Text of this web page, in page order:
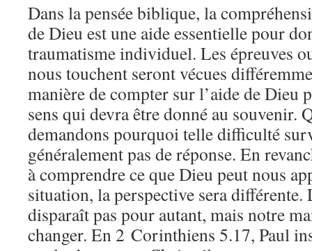
Dans la pensée biblique, la
de Dieu est une aide essentielle pour
traumatisme individuel. Les épreuves
nous touchent seront vécues
manière de compter sur l’aide de Dieu
sens qui devra être donné au souvenir.
demandons pourquoi telle difficulté
généralement pas de réponse. En
à comprendre ce que Dieu peut nous
situation, la perspective sera différente.
disparaît pas pour autant, mais notre
changer. En 2 Corinthiens 5.17, Paul